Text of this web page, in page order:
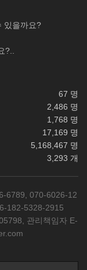
있을까요?
67 명
2,486 명
1,768 명
17,169 명
5,168,467 명
3,293 개
6789, 070-6026-12
182-5328-2915
관리책임자 E-